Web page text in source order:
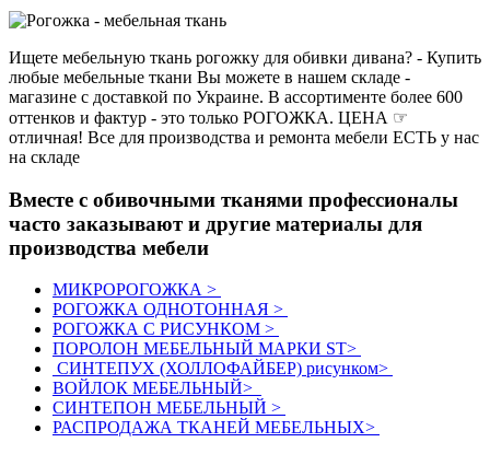
Ищете мебельную ткань рогожку для обивки дивана? - Купить
любые мебельные ткани Вы можете в нашем складе -
магазине с доставкой по Украине. В ассортименте более 600
оттенков и фактур - это только РОГОЖКА. ЦЕНА ☞
отличная! Все для производства и ремонта мебели ЕСТЬ у нас
на складе
Вместе с обивочными тканями профессионалы
часто заказывают и другие материалы для
производства мебели
МИКРОРОГОЖКА >
РОГОЖКА ОДНОТОННАЯ >
РОГОЖКА С РИСУНКОМ >
ПОРОЛОН МЕБЕЛЬНЫЙ МАРКИ ST>
СИНТЕПУХ (ХОЛЛОФАЙБЕР) рисунком>
ВОЙЛОК МЕБЕЛЬНЫЙ>
СИНТЕПОН МЕБЕЛЬНЫЙ >
РАСПРОДАЖА ТКАНЕЙ МЕБЕЛЬНЫХ>